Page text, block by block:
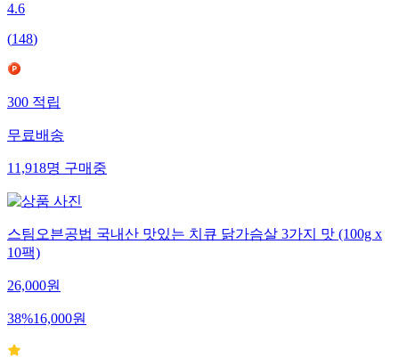
4.6
(148)
300 적립
무료배송
11,918명 구매중
스팀오븐공법 국내산 맛있는 치큐 닭가슴살 3가지 맛 (100g x
10팩)
26,000원
38%16,000원